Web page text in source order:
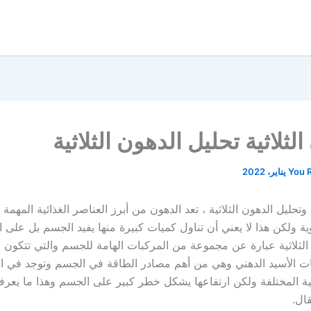
تحليل الدهون الثلاثية
You
وتحليل الدهون الثلاثية ، تعد الدهون من أبرز العناصر الغذائية
ولكن هذا لا يعني أن تناول كميات كبيرة منها يفيد الجسم بل
عبارة عن مجموعة من المركبات الهامة للجسم والتي تتكون
الأسيد الدهني وهي من أهم مصادر الطاقة في الجسم وتوجد في
المختلفة ولكن ارتفاعها يشكل خطر كبير على الجسم وهذا ما